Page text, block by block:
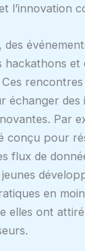
l’innovation
des
hackathons et
échanger des
Par
conçu pour
flux de
en
elles ont